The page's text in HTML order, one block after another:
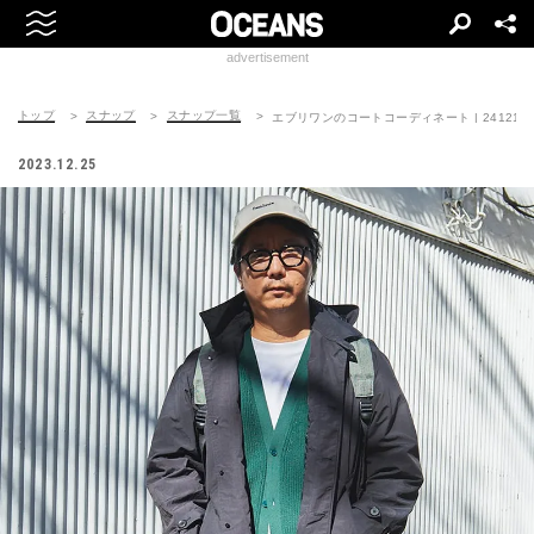
advertisement
トップ スナップ スナップ一覧 エブリワンのコートコーディネート |
2023.12.25